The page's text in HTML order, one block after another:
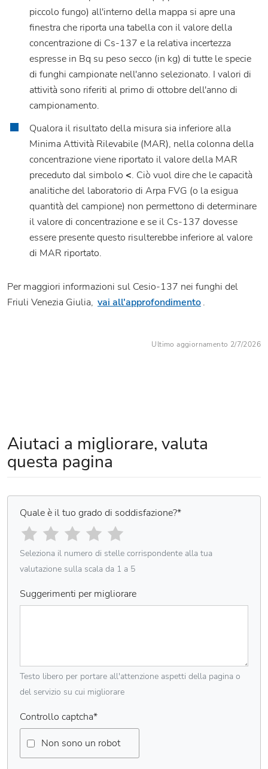
piccolo fungo) all'interno della mappa si apre una
finestra che riporta una tabella con il valore della
concentrazione di Cs-137 e la relativa incertezza
espresse in Bq su peso secco (in kg) di tutte le specie
di funghi campionate nell'anno selezionato. I valori di
attività sono riferiti al primo di ottobre dell'anno di
campionamento.
Qualora il risultato della misura sia inferiore alla
Minima Attività Rilevabile (MAR), nella colonna della
concentrazione viene riportato il valore della MAR
preceduto dal simbolo <. Ciò vuol dire che le capacità
analitiche del laboratorio di Arpa FVG (o la esigua
quantità del campione) non permettono di determinare
il valore di concentrazione e se il Cs-137 dovesse
essere presente questo risulterebbe inferiore al valore
di MAR riportato.
Per maggiori informazioni sul Cesio-137 nei funghi del
Friuli Venezia Giulia, vai all'approfondimento.
Ultimo aggiornamento 2/7/2026
Aiutaci a migliorare, valuta
questa pagina
Quale è il tuo grado di soddisfazione?*
Seleziona il numero di stelle corrispondente alla tua
valutazione sulla scala da 1 a 5
Suggerimenti per migliorare
Testo libero per portare all'attenzione aspetti della pagina o
del servizio su cui migliorare
Controllo captcha*
Non sono un robot